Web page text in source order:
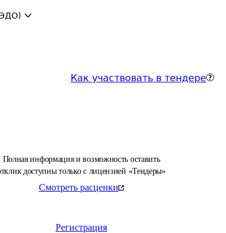
Как участвовать в тендере
Полная информация и возможность оставить
доступны только с лицензией «Тендеры»
Смотреть расценки
Регистрация